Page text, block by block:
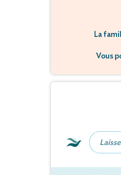
La
Vous